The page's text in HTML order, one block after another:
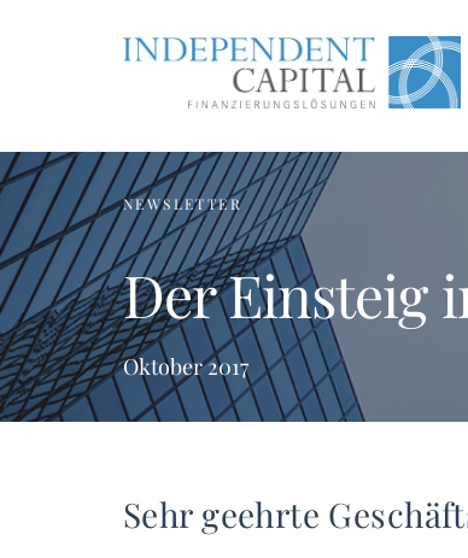
NEWSLETTER
Der Einsteig
Oktober 2017
Sehr geehrte